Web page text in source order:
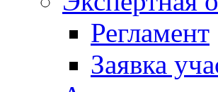
Регламент
Заявка